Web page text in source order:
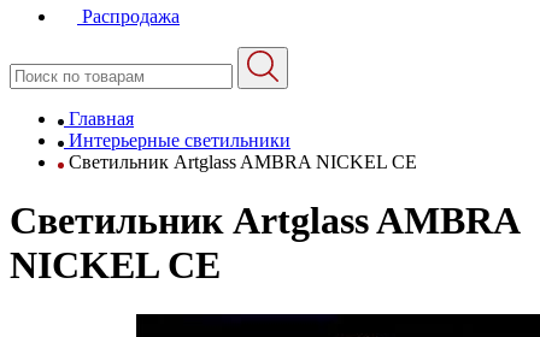
Распродажа
Главная
Интерьерные светильники
Светильник Artglass AMBRA NICKEL CE
Светильник Artglass AMBRA
NICKEL CE